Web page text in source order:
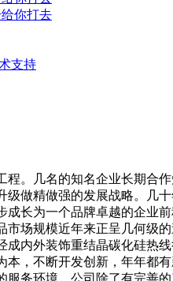
支持
几名的知名企业长期合作
做精做强的发展战略。几
长为一个品牌卓越的企业
市场规模近年来正呈几何
内外装饰重结晶碳化硅热
本，不断开发创新，年年
务环境。公司除了有完善